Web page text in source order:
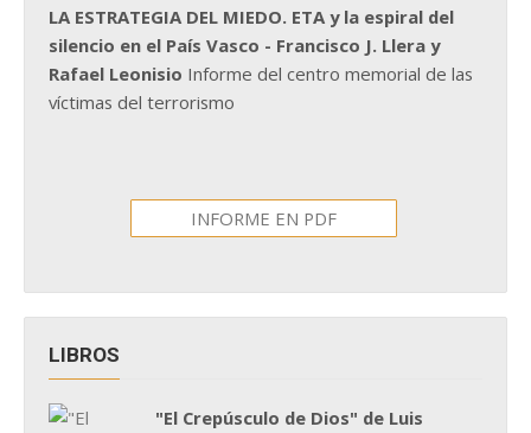
LA ESTRATEGIA DEL MIEDO. ETA y la espiral del
silencio en el País Vasco - Francisco J. Llera y
Rafael Leonisio Informe del centro memorial de las
víctimas del terrorismo
INFORME EN PDF
LIBROS
"El Crepúsculo de Dios" de Luis